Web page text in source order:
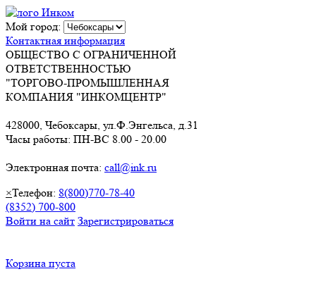
Мой город:
Контактная информация
ОБЩЕСТВО С ОГРАНИЧЕННОЙ
ОТВЕТСТВЕННОСТЬЮ
"ТОРГОВО-ПРОМЫШЛЕННАЯ
КОМПАНИЯ "ИНКОМЦЕНТР"
428000, Чебоксары, ул.Ф.Энгельса, д.31
Часы работы: ПН-ВС 8.00 - 20.00
Электронная почта: call@ink.ru
×Телефон: 8(800)770-78-40
(8352) 700-800
Войти на сайт Зарегистрироваться
Корзина пуста